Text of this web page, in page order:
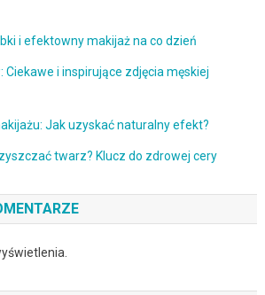
i efektowny makijaż na co dzień
i inspirujące zdjęcia męskiej
Jak uzyskać naturalny efekt?
twarz? Klucz do zdrowej cery